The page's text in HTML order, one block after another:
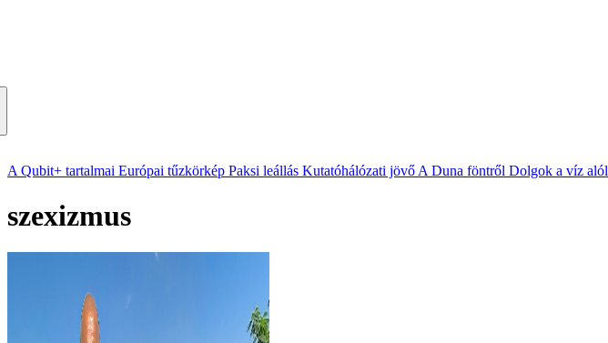
A Qubit+ tartalmai Európai tűzkörkép Paksi leállás Kutatóhálózati jövő A Duna föntről Dolgok a víz alól
szexizmus